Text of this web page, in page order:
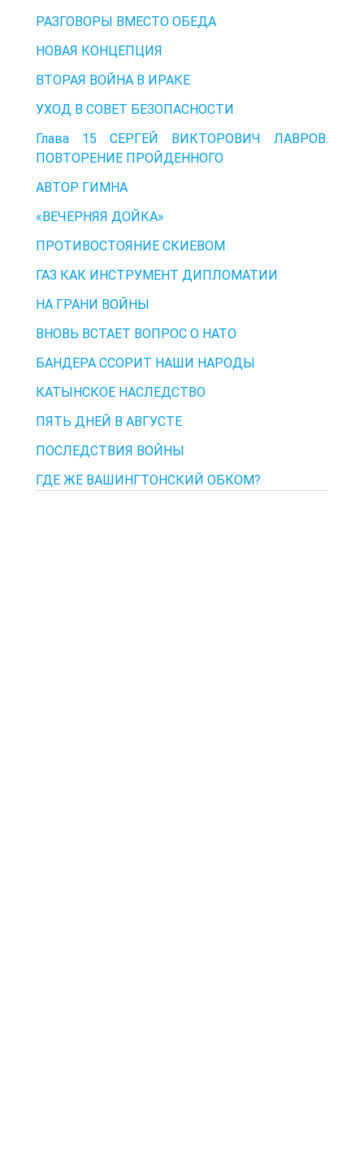
РАЗГОВОРЫ ВМЕСТО ОБЕДА
НОВАЯ КОНЦЕПЦИЯ
ВТОРАЯ ВОЙНА В ИРАКЕ
УХОД В СОВЕТ БЕЗОПАСНОСТИ
Глава 15 СЕРГЕЙ ВИКТОРОВИЧ ЛАВРОВ.
ПОВТОРЕНИЕ ПРОЙДЕННОГО
АВТОР ГИМНА
«ВЕЧЕРНЯЯ ДОЙКА»
ПРОТИВОСТОЯНИЕ СКИЕВОМ
ГАЗ КАК ИНСТРУМЕНТ ДИПЛОМАТИИ
НА ГРАНИ ВОЙНЫ
ВНОВЬ ВСТАЕТ ВОПРОС О НАТО
БАНДЕРА ССОРИТ НАШИ НАРОДЫ
КАТЫНСКОЕ НАСЛЕДСТВО
ПЯТЬ ДНЕЙ В АВГУСТЕ
ПОСЛЕДСТВИЯ ВОЙНЫ
ГДЕ ЖЕ ВАШИНГТОНСКИЙ ОБКОМ?